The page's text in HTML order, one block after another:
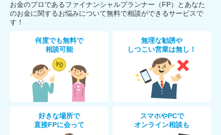
お金のプロであるファイナンシャルプランナー（FP）とあなた
のお金に関するお悩みについて無料で相談ができるサービスで
す！
何度でも無料で
相談可能
無理な勧誘や
しつこい営業は無し！
好きな場所で
直接FPに会って
スマホやPCで
オンライン相談も